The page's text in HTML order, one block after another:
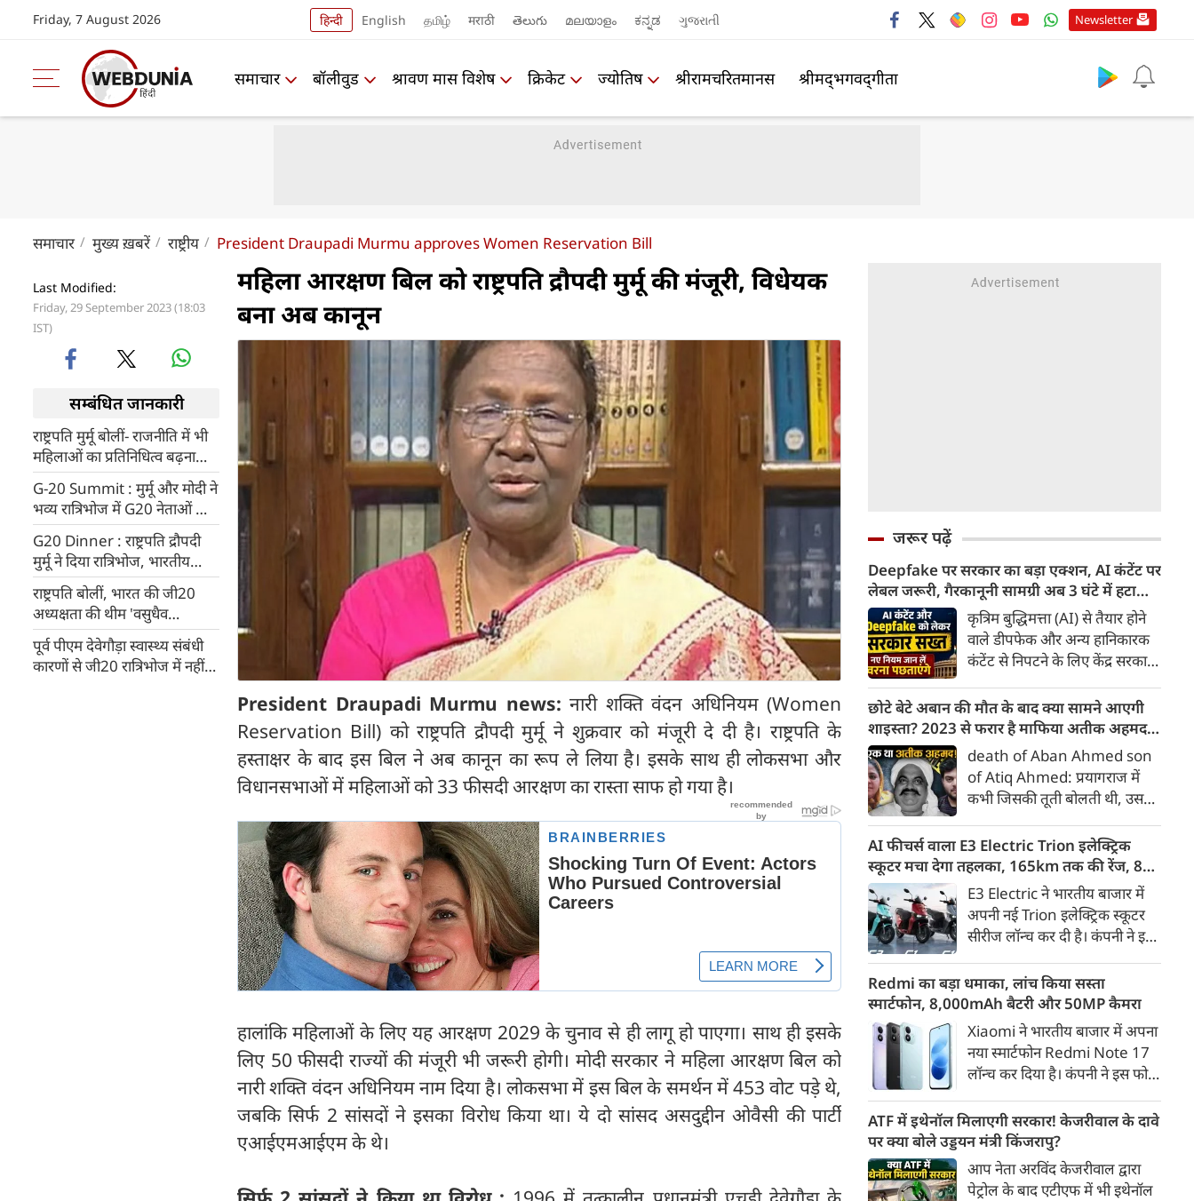
Friday, 7 August 2026 हिन्दी English தமிழ் मराठी తెలుగు മലയാളം ಕನ್ನಡ ગુજરાતી Newsletter
समाचार बॉलीवुड श्रावण मास विशेष क्रिकेट ज्योतिष श्रीरामचरितमानस श्रीमद्‍भगवद्‍गीता
समाचार मुख्य ख़बरें राष्ट्रीय President Draupadi Murmu approves Women Reservation Bill
Last Modified:
Friday, 29 September 2023 (18:03
IST)
सम्बंधित जानकारी
राष्ट्रपति मुर्मू बोलीं- राजनीति में भी
महिलाओं का प्रतिनिधित्व बढ़ना
चाहिए...
G-20 Summit : मुर्मू और मोदी ने
भव्य रात्रिभोज में G20 नेताओं का
किया स्वागत, परोसे गए मोटे अनाज
से तैयार व्यंजन
G20 Dinner : राष्ट्रपति द्रौपदी
मुर्मू ने दिया रात्रिभोज, भारतीय
वेशभूषा में नजर आईं जापान की
फर्स्ट लेडी युको किशिदा
राष्ट्रपति बोलीं, भारत की जी20
अध्यक्षता की थीम 'वसुधैव
कुटुम्बकम्' समावेशी विकास का
वैश्विक खाका
पूर्व पीएम देवेगौड़ा स्वास्थ्य संबंधी
कारणों से जी20 रात्रिभोज में नहीं
महिला आरक्षण बिल को राष्ट्रपति द्रौपदी मुर्मू की मंजूरी, विधेयक
बना अब कानून
President Draupadi Murmu news: नारी शक्ति वंदन अधिनियम (Women
Reservation Bill) को राष्ट्रपति द्रौपदी मुर्मू ने शुक्रवार को मंजूरी दे दी है। राष्ट्रपति के
हस्ताक्षर के बाद इस बिल ने अब कानून का रूप ले लिया है। इसके साथ ही लोकसभा और
विधानसभाओं में महिलाओं को 33 फीसदी आरक्षण का रास्ता साफ हो गया है।
हालांकि महिलाओं के लिए यह आरक्षण 2029 के चुनाव से ही लागू हो पाएगा। साथ ही इसके
लिए 50 फीसदी राज्यों की मंजूरी भी जरूरी होगी। मोदी सरकार ने महिला आरक्षण बिल को
नारी शक्ति वंदन अधिनियम नाम दिया है। लोकसभा में इस बिल के समर्थन में 453 वोट पड़े थे,
जबकि सिर्फ 2 सांसदों ने इसका विरोध किया था। ये दो सांसद असदुद्दीन ओवैसी की पार्टी
एआईएमआईएम के थे।
जरूर पढ़ें
Deepfake पर सरकार का बड़ा एक्शन, AI कंटेंट पर
लेबल जरूरी, गैरकानूनी सामग्री अब 3 घंटे में हटानी
होगी, नए नियम जान लें वरना पछताएंगे
कृत्रिम बुद्धिमत्ता (AI) से तैयार होने
वाले डीपफेक और अन्य हानिकारक
कंटेंट से निपटने के लिए केंद्र सरकार
किया है। सरकार ने AI से तैयार कंटेंट
पर स्पष्ट लेबल और पहचान योग्य
मेटाडेटा उपलब्ध कराना अनिवार्य
किया है। साथ ही, सरकारी या
न्यायालय के आदेश के आधार पर
गैरकानूनी जानकारी हटाने की
समयसीमा 36 घंटे से घटाकर 3 घंटे
कर दी गई है।
छोटे बेटे अबान की मौत के बाद क्या सामने आएगी
शाइस्ता? 2023 से फरार है माफिया अतीक अहमद
की पत्नी
death of Aban Ahmed son
of Atiq Ahmed: प्रयागराज में
कभी जिसकी तूती बोलती थी, उस
अहमद के कुनबे पर कानून और
किस्मत की दोहरी मार पड़ रही है।
जिस झांसी जिले में अप्रैल 2023 में
अतीक के एनकाउंटर में मारे गए बेटे
असद की सांसें थमी थीं, उसी झांसी में
अब उसके छोटे बेटे अबान की भीषण
सड़क दुर्घटना में जान चली गई है।
AI फीचर्स वाला E3 Electric Trion इलेक्ट्रिक
स्कूटर मचा देगा तहलका, 165km तक की रेंज, 8
साल की बैटरी वारंटी, कीमत जानेंगे तो हो जाएंगे
हैरान
E3 Electric ने भारतीय बाजार में
अपनी नई Trion इलेक्ट्रिक स्कूटर
सीरीज लॉन्च कर दी है। कंपनी ने इसे
पेश किया है। Trion की शुरुआती
कीमत 99,999 रुपए (एक्स-शोरूम,
बेंगलुरु) रखी गई है। फिलहाल इसकी
बुकिंग बेंगलुरु के ग्राहकों के लिए
कंपनी की आधिकारिक वेबसाइट के
जरिए शुरू की गई है। आने वाले समय
में इसे दूसरे शहरों में भी उपलब्ध
कराया जाएगा।
Redmi का बड़ा धमाका, लांच किया सस्ता
स्मार्टफोन, 8,000mAh बैटरी और 50MP कैमरा
Xiaomi ने भारतीय बाजार में अपना
नया स्मार्टफोन Redmi Note 17
लॉन्च कर दिया है। कंपनी ने इस फोन
डिस्प्ले, 8,000mAh की बड़ी बैटरी
और Qualcomm Snapdragon
चिपसेट के साथ पेश किया है। फोन में
50MP का मेन कैमरा दिया गया है।
ATF में इथेनॉल मिलाएगी सरकार! केजरीवाल के दावे
पर क्या बोले उड्डयन मंत्री किंजरापु?
आप नेता अरविंद केजरीवाल द्वारा
पेट्रोल के बाद एटीएफ में भी इथेनॉल